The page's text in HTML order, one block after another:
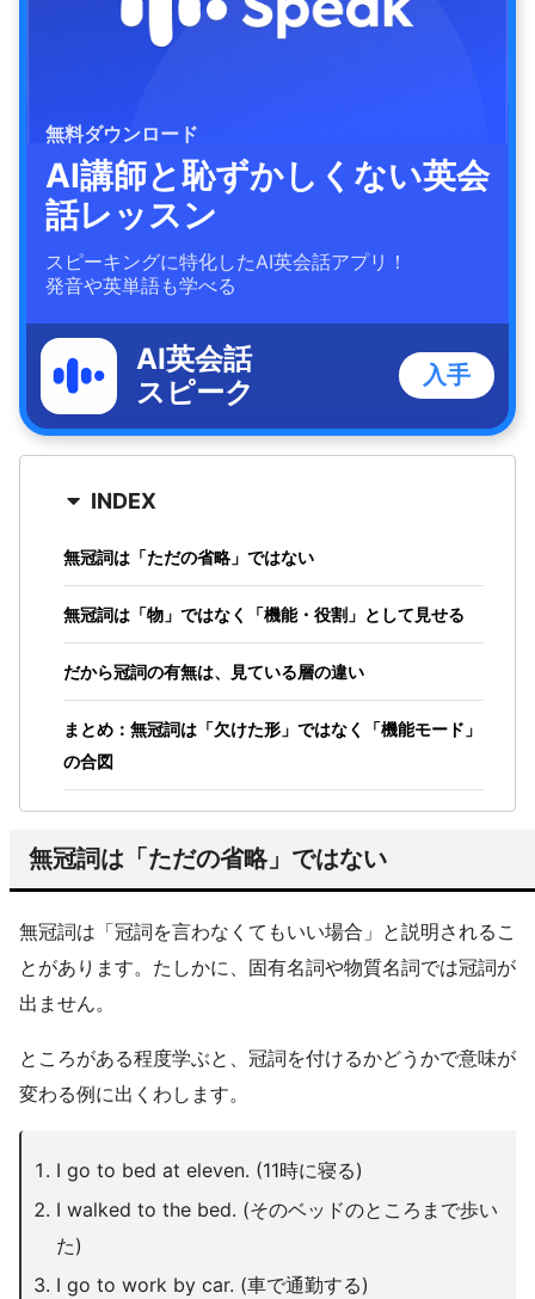
無料ダウンロード
AI講師と恥ずかしくない英会
話レッスン
スピーキングに特化したAI英会話アプリ！
発音や英単語も学べる
AI英会話
スピーク
入手
INDEX
無冠詞は「ただの省略」ではない
無冠詞は「物」ではなく「機能・役割」として見せる
だから冠詞の有無は、見ている層の違い
まとめ：無冠詞は「欠けた形」ではなく「機能モード」
の合図
無冠詞は「ただの省略」ではない
無冠詞は「冠詞を言わなくてもいい場合」と説明されるこ
とがあります。たしかに、固有名詞や物質名詞では冠詞が
出ません。
ところがある程度学ぶと、冠詞を付けるかどうかで意味が
変わる例に出くわします。
I go to bed at eleven. (11時に寝る)
I walked to the bed. (そのベッドのところまで歩い
た)
I go to work by car. (車で通勤する)